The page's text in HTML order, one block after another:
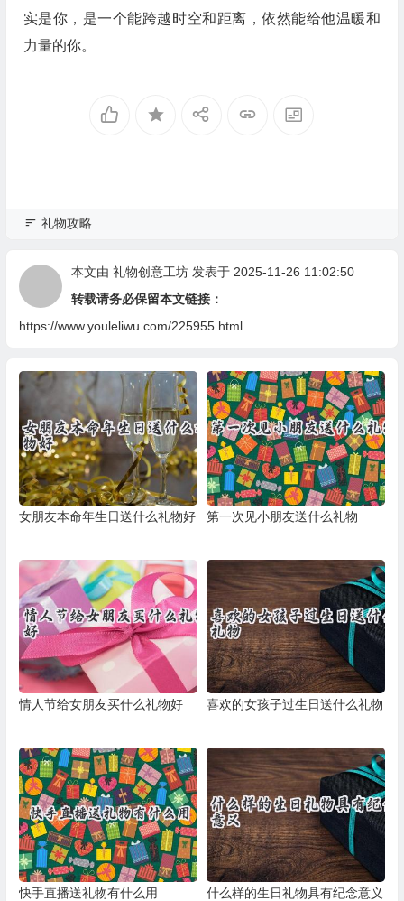
实是你，是一个能跨越时空和距离，依然能给他温暖和
力量的你。
礼物攻略
本文由 礼物创意工坊发表于 2025-11-26 11:02:50
转载请务必保留本文链接：
https://www.youleliwu.com/225955.html
女朋友本命年生日送什么礼物好 第一次见小朋友送什么礼物
情人节给女朋友买什么礼物好 喜欢的女孩子过生日送什么礼物
快手直播送礼物有什么用 什么样的生日礼物具有纪念意义